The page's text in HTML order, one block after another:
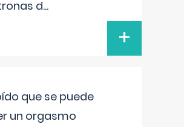
d...
+
que se puede
un orgasmo